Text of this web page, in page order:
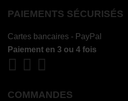
PAIEMENTS SÉCURISÉS
Cartes bancaires - PayPal
Paiement en 3 ou 4 fois
COMMANDES